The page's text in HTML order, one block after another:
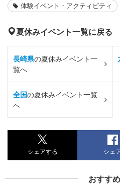
体験イベント・アクティビティ
夏休みイベント一覧に戻る
長崎県の夏休みイベント一
覧へ
全国の夏休みイベント一覧
へ
シェアする シェ
おすす